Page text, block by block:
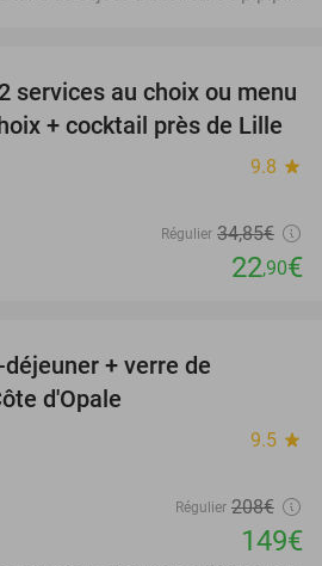
34%
services au choix ou menu
+ cocktail près de Lille
9.8 star
Régulier 34,85€
22,90€
+ verre de
d'Opale
9.5 star
Régulier 208€
149€